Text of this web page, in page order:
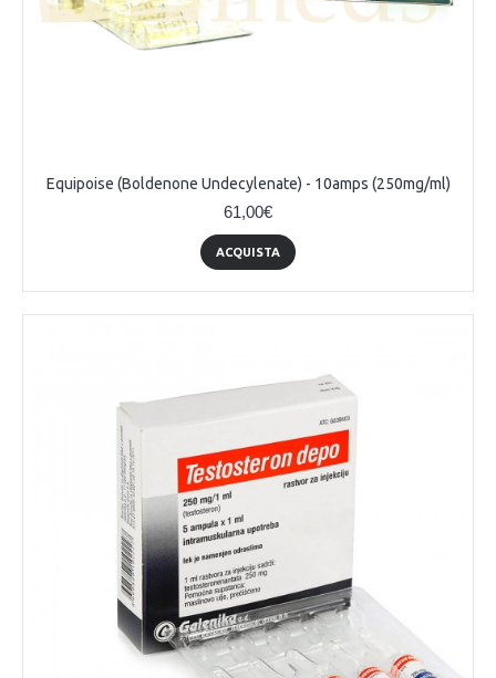
Equipoise (Boldenone Undecylenate) - 10amps (250mg/ml)
61,00€
ACQUISTA